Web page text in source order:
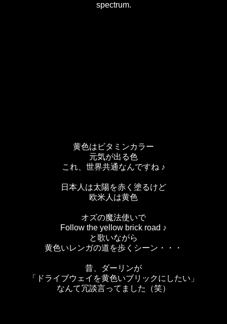
spectrum.
黄色はビタミンカラー
元気が出る色
これ、世界共通なんですね ♪
日本人は太陽を赤く塗るけど
欧米人は黄色
オズの魔法使いで
Follow the yellow brick road ♪
と歌いながら
黄色いレンガの道を歩くシーン・・・
昔、ダーリンが
「ドライブウェイを黄色いブリックにしたい」
なんて冗談言ってました（笑）